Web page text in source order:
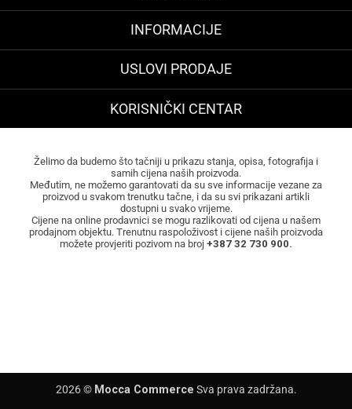
INFORMACIJE
USLOVI PRODAJE
KORISNIČKI CENTAR
Želimo da budemo što tačniji u prikazu stanja, opisa, fotografija i
samih cijena naših proizvoda.
Međutim, ne možemo garantovati da su sve informacije vezane za
proizvod u svakom trenutku tačne, i da su svi prikazani artikli
dostupni u svako vrijeme.
Cijene na online prodavnici se mogu razlikovati od cijena u našem
prodajnom objektu. Trenutnu raspoloživost i cijene naših proizvoda
možete provjeriti pozivom na broj +387 32 730 900.
2026 © Mocca Commerce Sva prava zadržana.